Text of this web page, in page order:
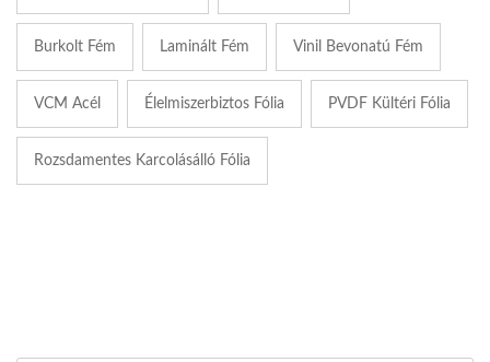
Burkolt Fém Laminált Fém Vinil Bevonatú Fém
VCM Acél Élelmiszerbiztos Fólia PVDF Kültéri Fólia
Rozsdamentes Karcolásálló Fólia